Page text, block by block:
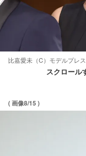
比嘉愛未（C）モデルプレス
スクロール
( 画像8/15 )